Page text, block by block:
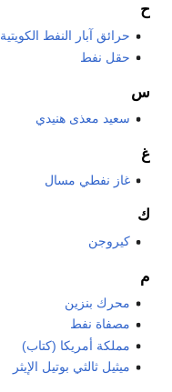
ح
حرائق آبار النفط الكويتية
حقل نفط
س
سعيد معذى هنيدي
غ
غاز نفطي مسال
ك
كيروجن
م
محرك بنزين
مصفاة نفط
مملكة أمريكا (كتاب)
ميثيل ثالثي بوتيل الإيثر